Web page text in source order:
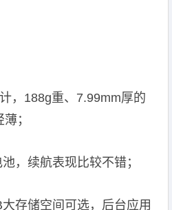
，188g重、7.99mm厚的
；
，续航表现比较不错；
存储空间可选，后台应用